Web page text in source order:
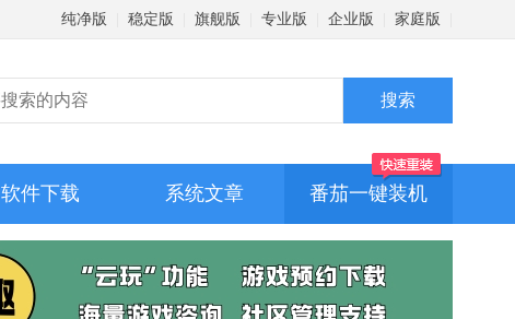
纯净版 稳定版 旗舰版 专业版 企业版 家庭版
软件下载 番茄一键装机
系统文章